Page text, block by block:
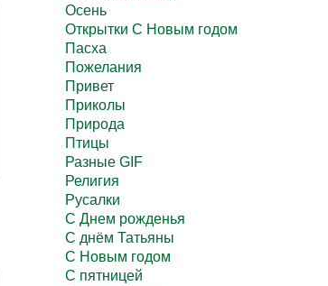
Осень
Открытки С Новым годом
Пасха
Пожелания
Привет
Приколы
Природа
Птицы
Разные GIF
Религия
Русалки
С Днем рожденья
С днём Татьяны
С Новым годом
С пятницей